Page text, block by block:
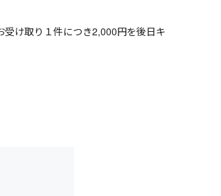
受け取り１件につき2,000円を後日キ